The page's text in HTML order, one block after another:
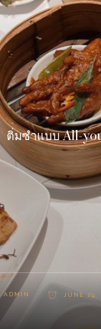
ติ่มซำแบบ All-
ADMIN JUNE 29,